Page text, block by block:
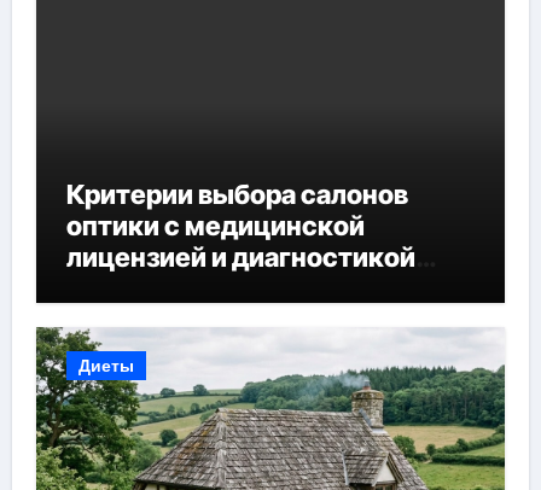
Критерии выбора салонов
оптики с медицинской
лицензией и диагностикой
Диеты